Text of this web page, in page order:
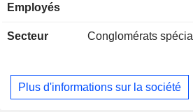
polyester, du coton de polyester, du
de polyester, du fil de nylon et
textile fabrique et vend diverses
tissus finis, des fils transformés,
autres. Le segment des
Employés
Secteur
Conglomérats
Plus d'informations sur la société